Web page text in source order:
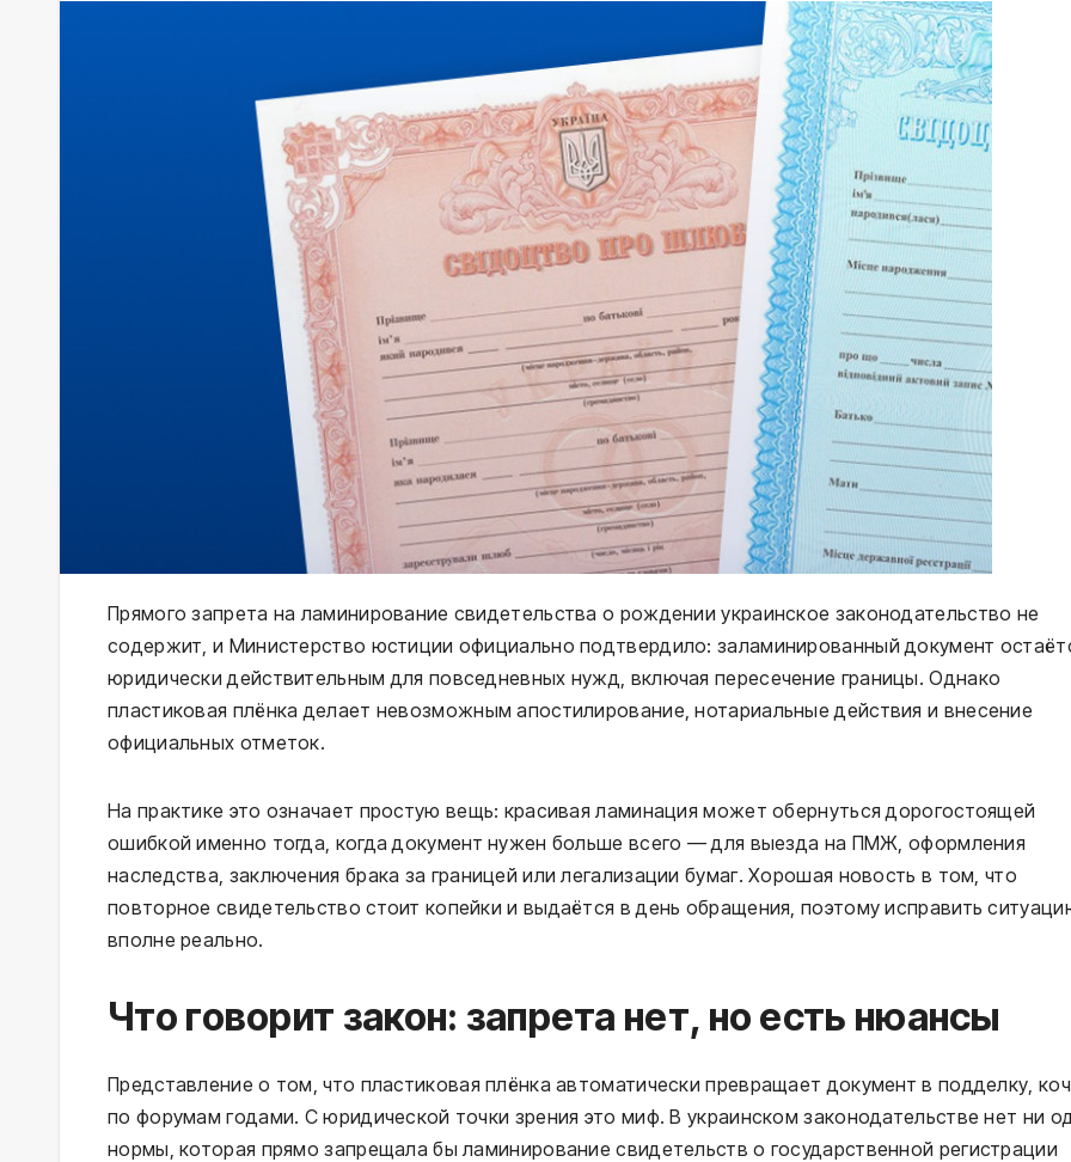
Прямого запрета на ламинирование свидетельства о рождении украинское законодательство не
содержит, и Министерство юстиции официально подтвердило: заламинированный документ
юридически действительным для повседневных нужд, включая пересечение границы. Однако
пластиковая плёнка делает невозможным апостилирование, нотариальные действия и внесение
официальных отметок.
На практике это означает простую вещь: красивая ламинация может обернуться дорогостоящей
ошибкой именно тогда, когда документ нужен больше всего — для выезда на ПМЖ, оформления
наследства, заключения брака за границей или легализации бумаг. Хорошая новость в том, что
повторное свидетельство стоит копейки и выдаётся в день обращения, поэтому исправить
вполне реально.
Что говорит закон: запрета нет, но есть нюансы
Представление о том, что пластиковая плёнка автоматически превращает документ в подделку,
по форумам годами. С юридической точки зрения это миф. В украинском законодательстве нет ни
нормы, которая прямо запрещала бы ламинирование свидетельств о государственной регистрации